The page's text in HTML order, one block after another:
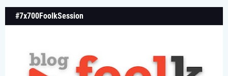
#7x700FoolkSession